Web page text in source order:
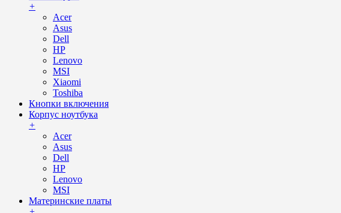
+
Acer
Asus
Dell
HP
Lenovo
MSI
Xiaomi
Toshiba
Кнопки включения
Корпус ноутбука
+
Acer
Asus
Dell
HP
Lenovo
MSI
Материнские платы